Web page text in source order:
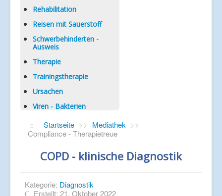
Rehabilitation
Reisen mit Sauerstoff
Schwerbehinderten -
Ausweis
Therapie
Trainingstherapie
Ursachen
Viren - Bakterien
Startseite >> Mediathek >>
Compliance - Therapietreue
COPD - klinische Diagnostik
Kategorie: Diagnostik
Erstellt: 21. Oktober 2022